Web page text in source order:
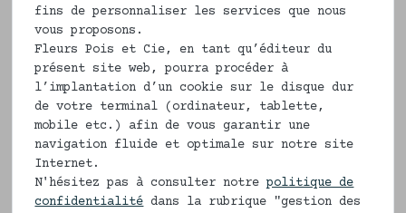
pantalon uni est très sympa et pas
l'inverse ?
Questions de mode ? d'éducation ? de
style ?
Bref, chez Fleurs Pois & Cie, nous
aimons imaginer que vous saurez faire
bouger les modes, si vous en avez
envie.
fins de personnaliser les services que nous
vous proposons.
Fleurs Pois et Cie, en tant qu’éditeur du
présent site web, pourra procéder à
l’implantation d’un cookie sur le disque dur
de votre terminal (ordinateur, tablette,
mobile etc.) afin de vous garantir une
navigation fluide et optimale sur notre site
Internet.
N'hésitez pas à consulter notrepolitique de
confidentialité dans la rubrique "gestion des